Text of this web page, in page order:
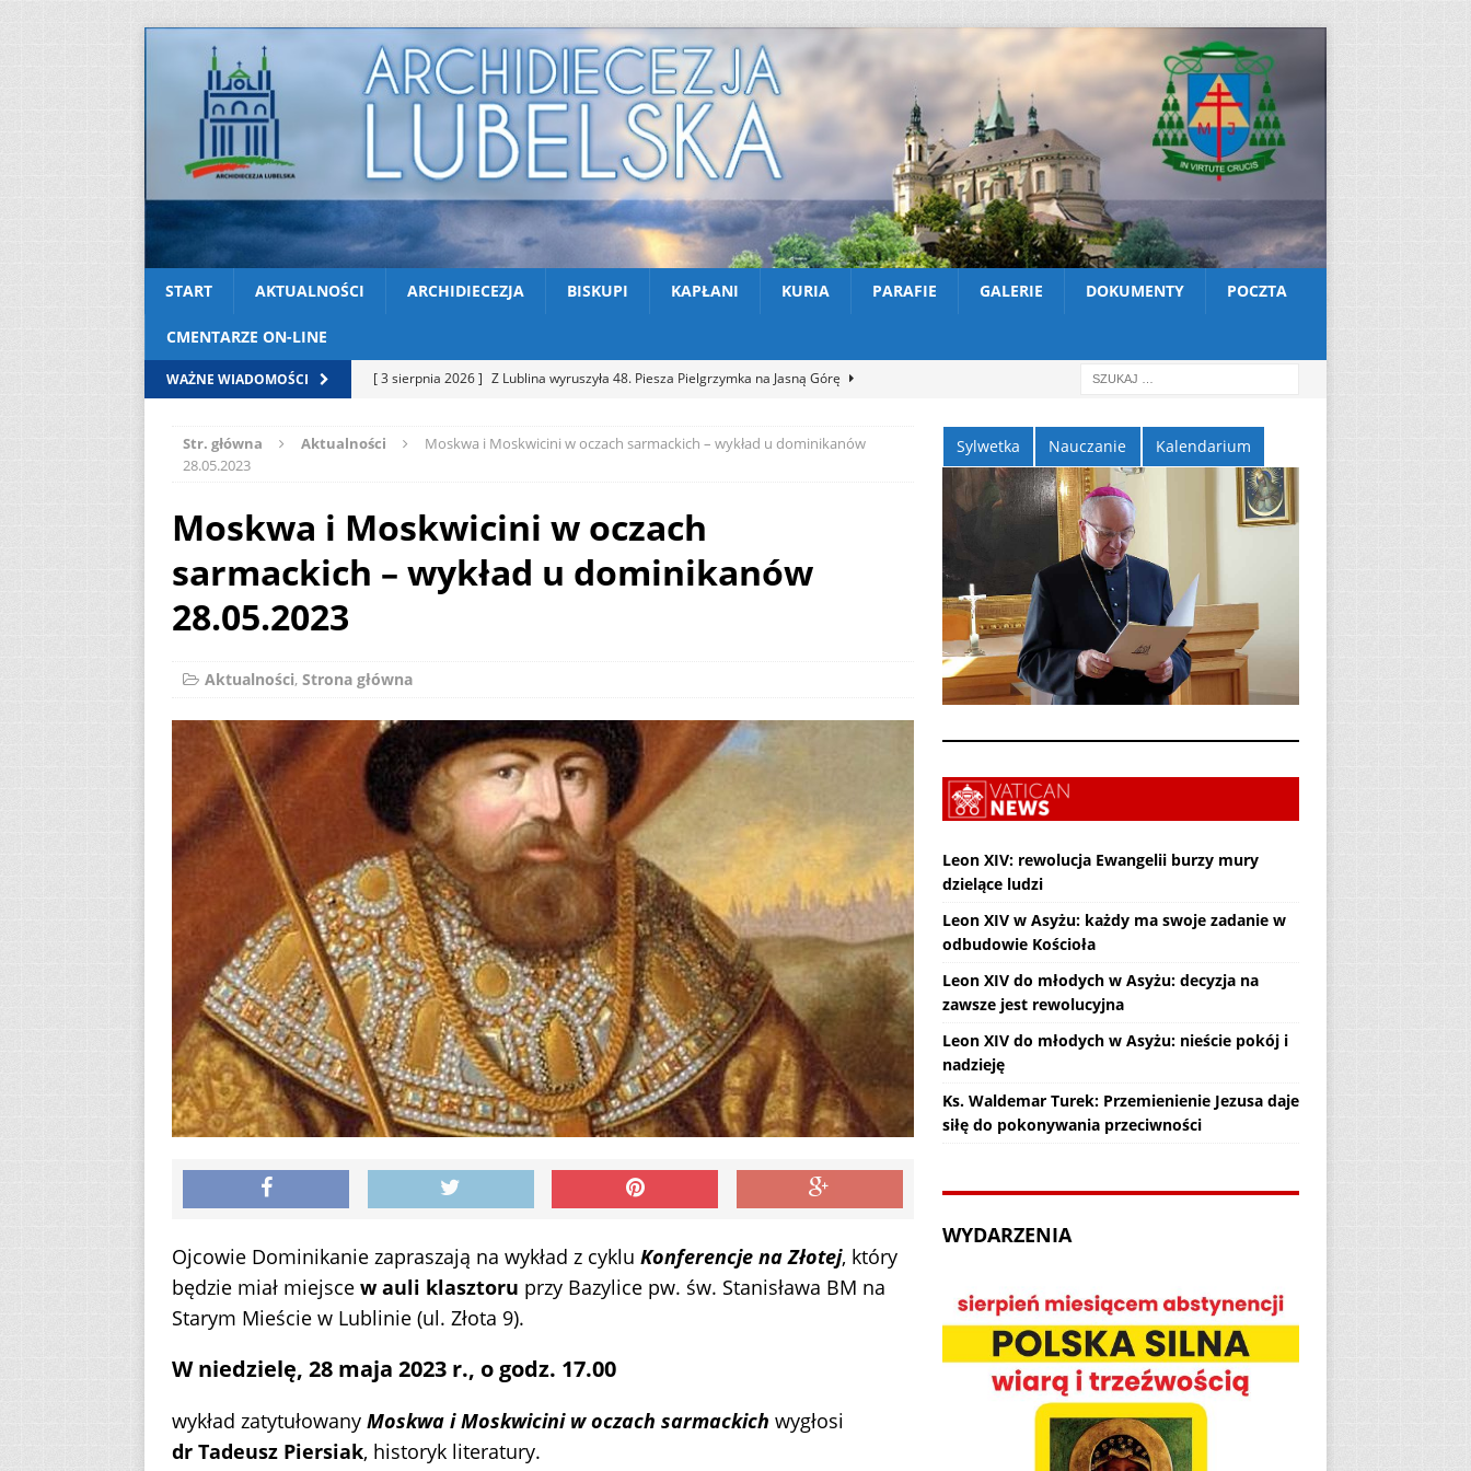
START AKTUALNOŚCI ARCHIDIECEZJA BISKUPI KAPŁANI KURIA PARAFIE GALERIE DOKUMENTY POCZTA
CMENTARZE ON-LINE
WAŻNE WIADOMOŚCI [ 3 sierpnia 2026 ] Z Lublina wyruszyła 48. Piesza Pielgrzymka na Jasną Górę
[ 2 sierpnia 2026 ] Nekrologi: śp. Jerzy Gasperski
AKTUALNOŚCI
[ 2 sierpnia 2026 ] XXX Międzynarodowy Festiwal Organowy Lublin – Czuby: 2026-08-
AKTUALNOŚCI
Str. główna Aktualności
Moskwa i Moskwicini w oczach sarmackich – wykład u dominikanów
28.05.2023
Moskwa i Moskwicini w oczach
sarmackich – wykład u dominikanów
28.05.2023
Aktualności, Strona główna
Ojcowie Dominikanie zapraszają na wykład z cyklu Konferencje na Złotej, który
będzie miał miejsce w auli klasztoru przy Bazylice pw. św. Stanisława BM na
Starym Mieście w Lublinie (ul. Złota 9).
W niedzielę, 28 maja 2023 r., o godz. 17.00
wykład zatytułowany Moskwa i Moskwicini w oczach sarmackich wygłosi
dr Tadeusz Piersiak, historyk literatury.
Sylwetka Nauczanie Kalendarium
Leon XIV: rewolucja Ewangelii burzy mury
dzielące ludzi
Leon XIV w Asyżu: każdy ma swoje zadanie w
odbudowie Kościoła
Leon XIV do młodych w Asyżu: decyzja na
zawsze jest rewolucyjna
Leon XIV do młodych w Asyżu: nieście pokój i
nadzieję
Ks. Waldemar Turek: Przemienienie Jezusa daje
siłę do pokonywania przeciwności
WYDARZENIA